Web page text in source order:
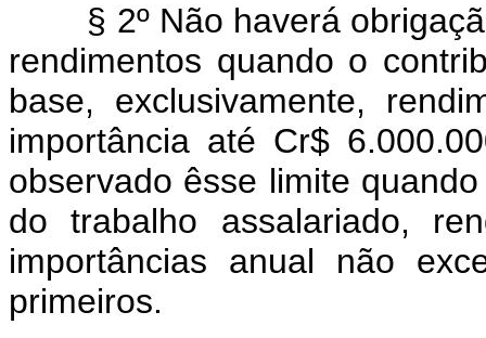
§ 2º Não haverá
rendimentos quando o
base, exclusivamente,
importância até Cr$
observado êsse limite
do trabalho assalariado,
importâncias anual não
primeiros.